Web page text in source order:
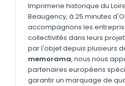
GOODIES
Catalogue complet Nouveau
Bureau & écriture
Sacs & voyages
Imprimerie historique du
Beaugency, à 25 minutes
accompagnons les
collectivités dans leurs
par l'objet depuis plusieurs
memorama, nous nous
partenaires européens
garantir un marquage de